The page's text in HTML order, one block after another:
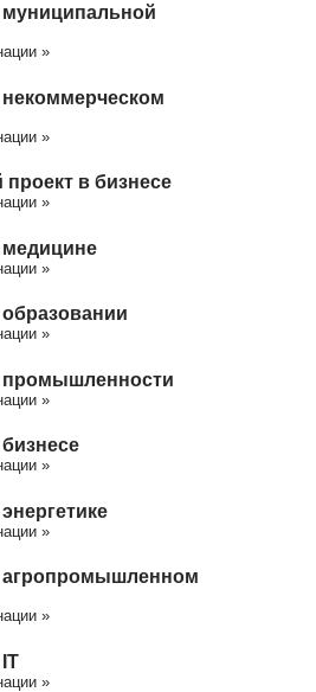
»
»
в бизнесе
»
медицине
»
»
промышленности
»
»
»
агропромышленном
»
»